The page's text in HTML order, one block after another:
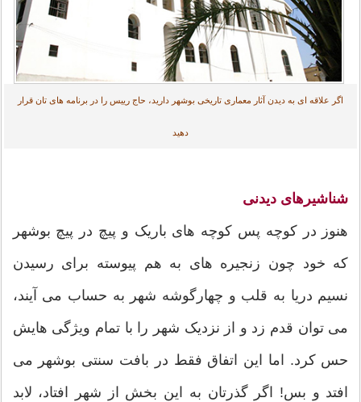
اگر علاقه ای به دیدن آثار معماری تاریخی بوشهر دارید، حاج رییس را در برنامه های تان قرار
دهید
شناشیرهای دیدنی
هنوز در کوچه پس کوچه های باریک و پیچ در پیچ بوشهر
که خود چون زنجیره های به هم پیوسته برای رسیدن
نسیم دریا به قلب و چهارگوشه شهر به حساب می آیند،
می توان قدم زد و از نزدیک شهر را با تمام ویژگی هایش
حس کرد. اما این اتفاق فقط در بافت سنتی بوشهر می
افتد و بس! اگر گذرتان به این بخش از شهر افتاد، لابد